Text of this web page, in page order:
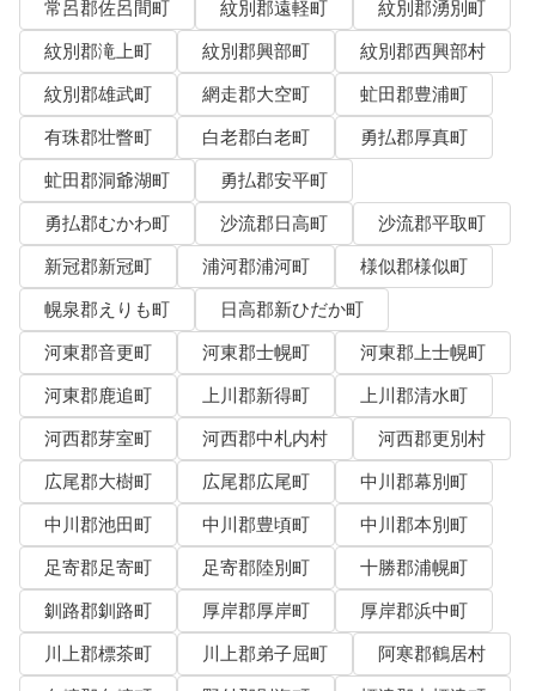
常呂郡佐呂間町
紋別郡遠軽町
紋別郡湧別町
紋別郡滝上町
紋別郡興部町
紋別郡西興部村
紋別郡雄武町
網走郡大空町
虻田郡豊浦町
有珠郡壮瞥町
白老郡白老町
勇払郡厚真町
虻田郡洞爺湖町
勇払郡安平町
勇払郡むかわ町
沙流郡日高町
沙流郡平取町
新冠郡新冠町
浦河郡浦河町
様似郡様似町
幌泉郡えりも町
日高郡新ひだか町
河東郡音更町
河東郡士幌町
河東郡上士幌町
河東郡鹿追町
上川郡新得町
上川郡清水町
河西郡芽室町
河西郡中札内村
河西郡更別村
広尾郡大樹町
広尾郡広尾町
中川郡幕別町
中川郡池田町
中川郡豊頃町
中川郡本別町
足寄郡足寄町
足寄郡陸別町
十勝郡浦幌町
釧路郡釧路町
厚岸郡厚岸町
厚岸郡浜中町
川上郡標茶町
川上郡弟子屈町
阿寒郡鶴居村